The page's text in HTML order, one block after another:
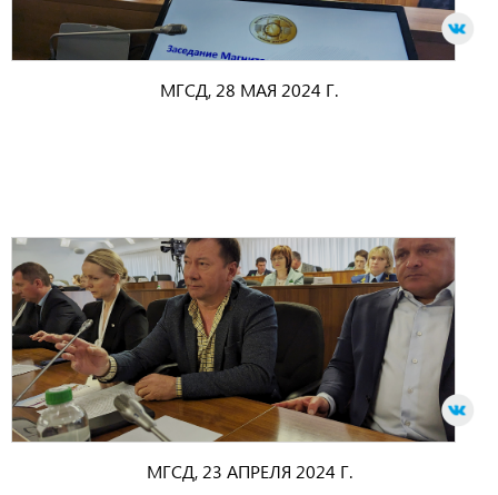
МГСД, 28 МАЯ 2024 Г.
МГСД, 23 АПРЕЛЯ 2024 Г.